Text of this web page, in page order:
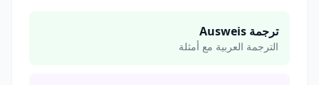
ترجمة Ausweis
الترجمة العربية مع أمثلة